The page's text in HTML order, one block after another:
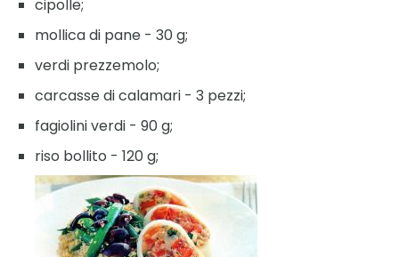
cipolle;
mollica di pane - 30 g;
verdi prezzemolo;
carcasse di calamari - 3 pezzi;
fagiolini verdi - 90 g;
riso bollito - 120 g;